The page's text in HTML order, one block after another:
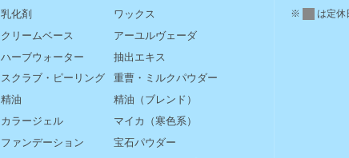
乳化剤
ワックス
クリームベース
アーユルヴェーダ
ハーブウォーター
抽出エキス
スクラブ・ピーリング
重曹・ミルクパウダー
精油
精油（ブレンド）
カラージェル
マイカ（寒色系）
ファンデーション
宝石パウダー
※ は定休